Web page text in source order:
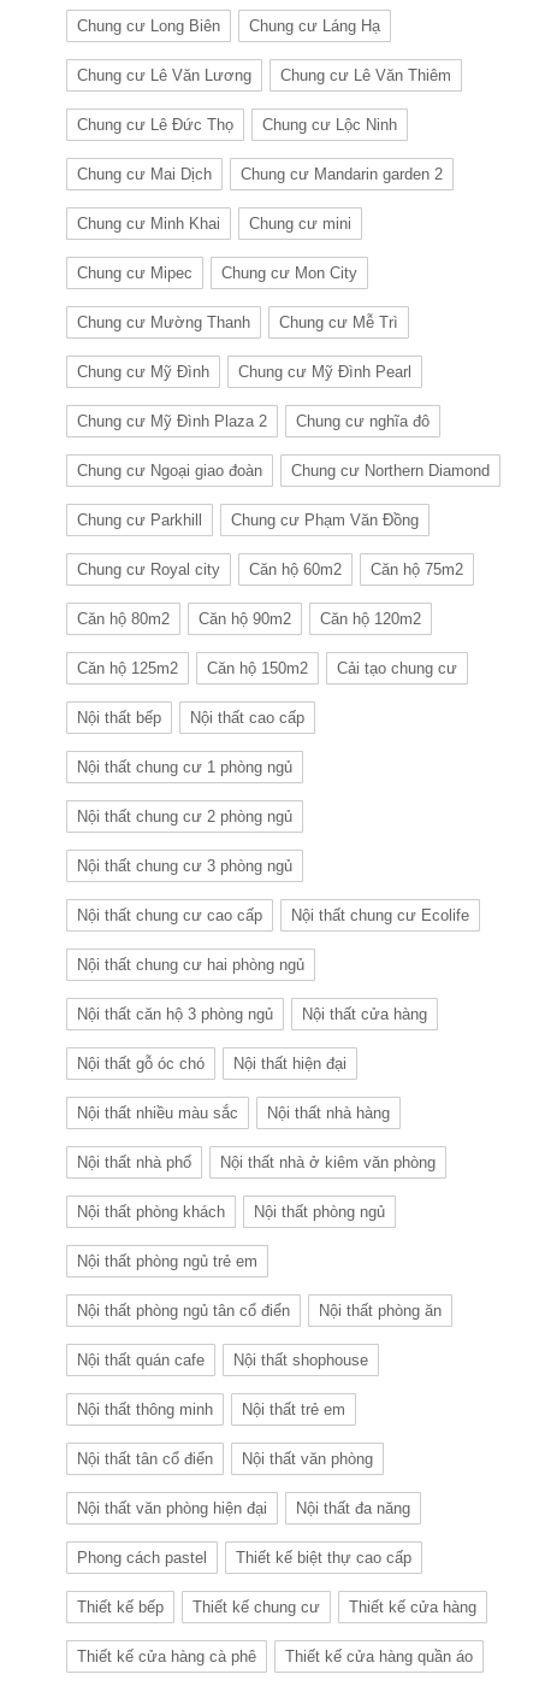
Chung cư Long Biên Chung cư Láng Hạ
Chung cư Lê Văn Lương Chung cư Lê Văn Thiêm
Chung cư Lê Đức Thọ Chung cư Lộc Ninh
Chung cư Mai Dịch Chung cư Mandarin garden 2
Chung cư Minh Khai Chung cư mini
Chung cư Mipec Chung cư Mon City
Chung cư Mường Thanh Chung cư Mễ Trì
Chung cư Mỹ Đình Chung cư Mỹ Đình Pearl
Chung cư Mỹ Đình Plaza 2 Chung cư nghĩa đô
Chung cư Ngoại giao đoàn Chung cư Northern Diamond
Chung cư Parkhill Chung cư Phạm Văn Đồng
Chung cư Royal city Căn hộ 60m2 Căn hộ 75m2
Căn hộ 80m2 Căn hộ 90m2 Căn hộ 120m2
Căn hộ 125m2 Căn hộ 150m2 Cải tạo chung cư
Nội thất bếp Nội thất cao cấp
Nội thất chung cư 1 phòng ngủ
Nội thất chung cư 2 phòng ngủ
Nội thất chung cư 3 phòng ngủ
Nội thất chung cư cao cấp Nội thất chung cư Ecolife
Nội thất chung cư hai phòng ngủ
Nội thất căn hộ 3 phòng ngủ Nội thất cửa hàng
Nội thất gỗ óc chó Nội thất hiện đại
Nội thất nhiều màu sắc Nội thất nhà hàng
Nội thất nhà phố Nội thất nhà ở kiêm văn phòng
Nội thất phòng khách Nội thất phòng ngủ
Nội thất phòng ngủ trẻ em
Nội thất phòng ngủ tân cổ điển Nội thất phòng ăn
Nội thất quán cafe Nội thất shophouse
Nội thất thông minh Nội thất trẻ em
Nội thất tân cổ điển Nội thất văn phòng
Nội thất văn phòng hiện đại Nội thất đa năng
Phong cách pastel Thiết kế biệt thự cao cấp
Thiết kế bếp Thiết kế chung cư Thiết kế cửa hàng
Thiết kế cửa hàng cà phê Thiết kế cửa hàng quần áo